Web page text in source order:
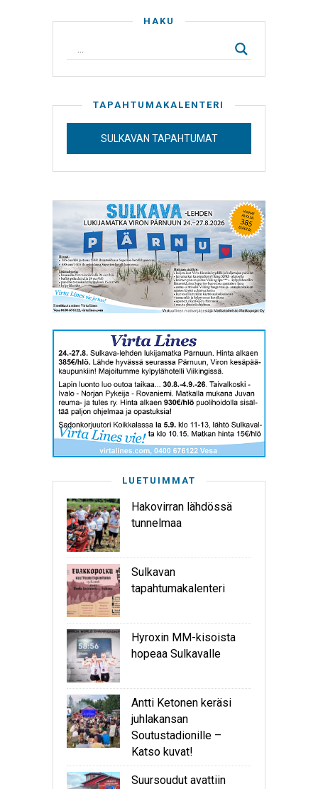
HAKU
TAPAHTUMAKALENTERI
SULKAVAN TAPAHTUMAT
LUETUIMMAT
Hakovirran lähdössä
tunnelmaa
Sulkavan
tapahtumakalenteri
Hyroxin MM-kisoista
hopeaa Sulkavalle
Antti Ketonen keräsi
juhlakansan
Soutustadionille –
Katso kuvat!
Suursoudut avattiin